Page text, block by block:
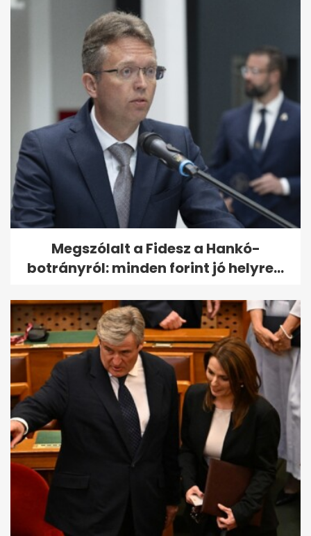
Megszólalt a Fidesz a Hankó-
botrányról: minden forint jó helyre...